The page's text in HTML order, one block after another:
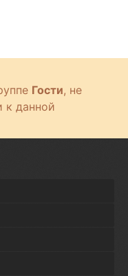
Гости, не
к данной